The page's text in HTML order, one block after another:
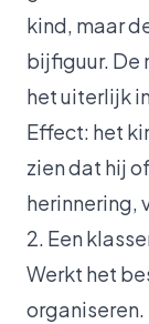
kind, maar
bijfiguur. De
het uiterlijk
Effect: het
zien dat hij
herinnering,
2. Een
Werkt het
organiseren.